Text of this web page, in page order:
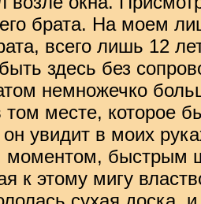
брата. На моем
всего лишь 12
здесь без
немножечко
том месте, которое
увидит в моих
быстрым
к этому мигу